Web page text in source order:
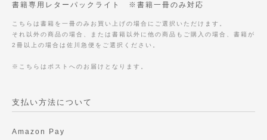
書籍専用レターパックライト ※書籍一冊のみ対応
こちらは書籍を一冊のみお買い上げの場合にご選択いただけます。
それ以外の商品の場合、または書籍以外に他の商品もご購入の場合、書籍が
2冊以上の場合は佐川急便をご選択ください。
※こちらはポストへのお届けとなります。
支払い方法について
Amazon Pay